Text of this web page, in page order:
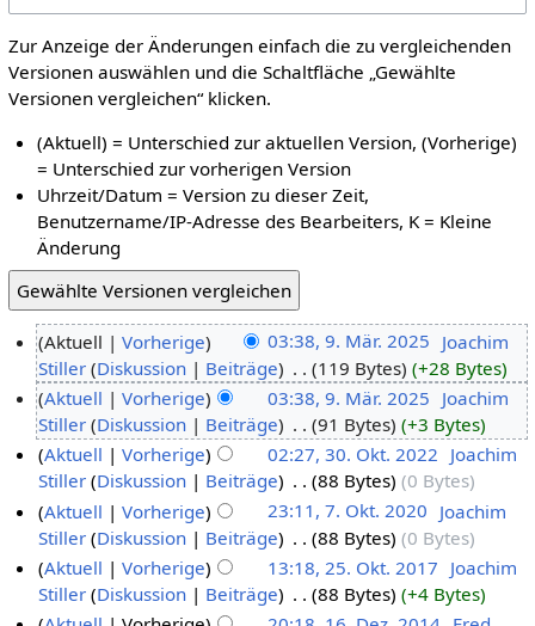
Zur Anzeige der Änderungen einfach die zu vergleichenden
Versionen auswählen und die Schaltfläche „Gewählte
Versionen vergleichen“ klicken.
(Aktuell) = Unterschied zur aktuellen Version, (Vorherige)
= Unterschied zur vorherigen Version
Uhrzeit/Datum = Version zu dieser Zeit,
Benutzername/IP-Adresse des Bearbeiters, K = Kleine
Änderung
Aktuell Vorherige 03:38, 9. Mär. 2025 Joachim
Stiller Diskussion Beiträge 119 Bytes
+28 Bytes
Aktuell
Vorherige 03:38, 9. Mär. 2025 Joachim
Stiller Diskussion Beiträge 91 Bytes
+3 Bytes
Aktuell
Vorherige 02:27, 30. Okt. 2022 Joachim
Stiller Diskussion Beiträge 88 Bytes
0 Bytes
Aktuell
Vorherige 23:11, 7. Okt. 2020 Joachim
Stiller Diskussion Beiträge 88 Bytes
0 Bytes
Aktuell
Vorherige 13:18, 25. Okt. 2017 Joachim
Stiller Diskussion Beiträge 88 Bytes
+4 Bytes